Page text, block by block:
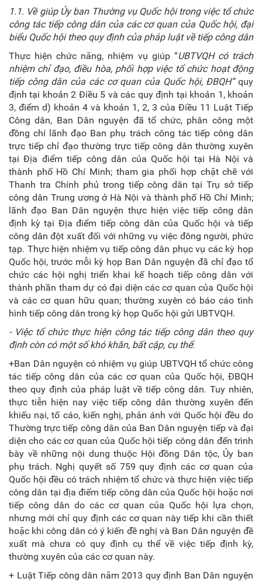
1.1. Về giúp Ủy ban Thường vụ Quốc hội trong việc tổ chức
công tác tiếp công dân của các cơ quan của Quốc hội, đại
biểu Quốc hội theo quy định của pháp luật về tiếp công dân
Thực hiện chức năng, nhiệm vụ giúp “UBTVQH có trách
nhiệm chỉ đạo, điều hòa, phối hợp việc tổ chức hoạt động
tiếp công dân của các cơ quan của Quốc hội, ĐBQH” quy
định tại khoản 2 Điều 5 và các quy định tại khoản 1, khoản
3, điểm d) khoản 4 và khoản 1, 2, 3 của Điều 11 Luật Tiếp
Công dân, Ban Dân nguyện đã tổ chức, phân công một
đồng chí lãnh đạo Ban phụ trách công tác tiếp công dân
trực tiếp chỉ đạo thường trực tiếp công dân thường xuyên
tại Địa điểm tiếp công dân của Quốc hội tại Hà Nội và
thành phố Hồ Chí Minh; tham gia phối hợp chặt chẽ với
Thanh tra Chính phủ trong tiếp công dân tại Trụ sở tiếp
công dân Trung ương ở Hà Nội và thành phố Hồ Chí Minh;
lãnh đạo Ban Dân nguyện thực hiện việc tiếp công dân
định kỳ tại Địa điểm tiếp công dân của Quốc hội và tiếp
công dân đột xuất đối với những vụ việc đông người, phức
tạp. Thực hiện nhiệm vụ tiếp công dân phục vụ các kỳ họp
Quốc hội, trước mỗi kỳ họp Ban Dân nguyện đã chỉ đạo tổ
chức các hội nghị triển khai kế hoạch tiếp công dân với
thành phần tham dự có đại diện các cơ quan của Quốc hội
và các cơ quan hữu quan; thường xuyên có báo cáo tình
hình tiếp công dân trong kỳ họp Quốc hội gửi UBTVQH.
- Việc tổ chức thực hiện công tác tiếp công dân theo quy
định còn có một số khó khăn, bất cập, cụ thể:
+Ban Dân nguyện có nhiệm vụ giúp UBTVQH tổ chức công
tác tiếp công dân của các cơ quan của Quốc hội, ĐBQH
theo quy định của pháp luật về tiếp công dân. Tuy nhiên,
thực tiễn hiện nay việc tiếp công dân thường xuyên đến
khiếu nại, tố cáo, kiến nghị, phản ánh với Quốc hội đều do
Thường trực tiếp công dân của Ban Dân nguyện tiếp và đại
diện cho các cơ quan của Quốc hội tiếp công dân đến trình
bày về những nội dung thuộc Hội đồng Dân tộc, Ủy ban
phụ trách. Nghị quyết số 759 quy định các cơ quan của
Quốc hội đều có trách nhiệm tổ chức và thực hiện việc tiếp
công dân tại địa điểm tiếp công dân của Quốc hội hoặc nơi
tiếp công dân do các cơ quan của Quốc hội lựa chọn,
nhưng mới chỉ quy định các cơ quan này tiếp khi cần thiết
hoặc khi công dân có ý kiến đề nghị và Ban Dân nguyện đề
xuất mà chưa có quy định cụ thể về việc tiếp định kỳ,
thường xuyên của các cơ quan này.
+ Luật Tiếp công dân năm 2013 quy định Ban Dân nguyện